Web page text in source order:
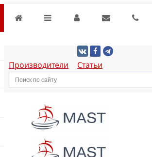
Производители Статьи